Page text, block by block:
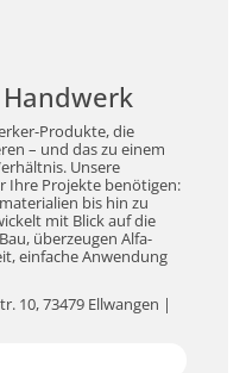
Produkte, die
– und das zu einem
Unsere
Ihre Projekte benötigen:
bis hin zu
mit Blick auf die
überzeugen Alfa-
einfache Anwendung
10, 73479 Ellwangen |